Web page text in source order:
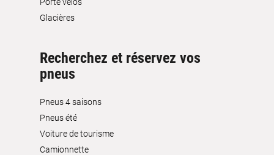
Glacières
Recherchez et réservez vos
pneus
Pneus 4 saisons
Pneus été
Voiture de tourisme
Camionnette